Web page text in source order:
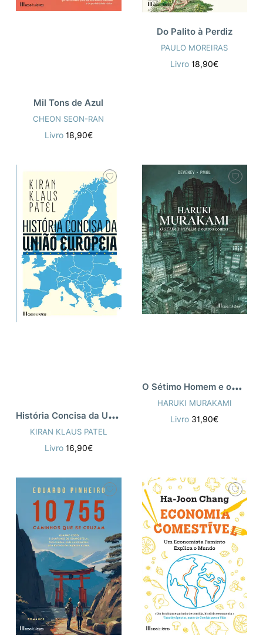
Mil Tons de Azul
CHEON SEON-RAN
Livro 18,90€
Do Palito à Perdiz
PAULO MOREIRAS
Livro18,90€
H
istória Concisa da União Europeia
KIRAN KLAUS PATEL
Livro 16,90€
O
Sétimo Homem e outros Contos
HARUKI MURAKAMI
Livro 31,90€